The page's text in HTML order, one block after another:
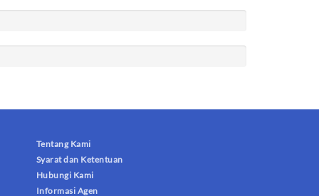
Tentang Kami
Syarat dan Ketentuan
Hubungi Kami
Informasi Agen